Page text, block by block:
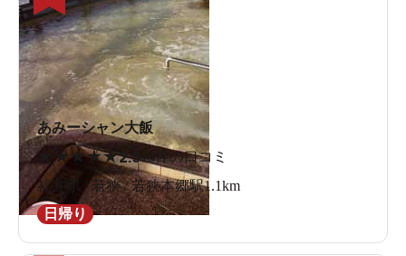
あみーシャン大飯
★ ★★★★2.513件の口コミ
福井県 / 若狭 / 若狭本郷駅1.1km
日帰り